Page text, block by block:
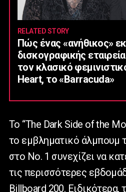
RELATED STORY
Πώς ένας «ανήθικος»
δισκογραφικής
τον κλασικό
Heart, το «Barracuda»
Το “The Dark Side of the
το εμβληματικό άλμπουμ
στο Νο. 1 συνεχίζει να
τις περισσότερες
Billboard 200. Ειδικότερα,